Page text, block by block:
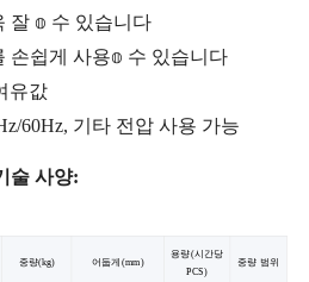
잘 𝕠 수 있습니다
손쉽게 사용𝕠 수 있습니다
유값
60Hz, 기타 전압 사용 가능
술 사양:
중량(kg) 어둡게(mm)
용량(시간당
PCS)
중량 범위